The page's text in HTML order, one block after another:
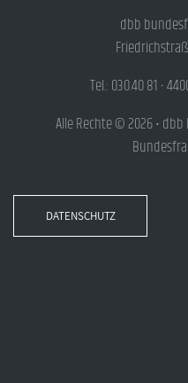
dbb
Tel.: 030.40 81 -
Alle Rechte © 2026 •
DATENSCHUTZ